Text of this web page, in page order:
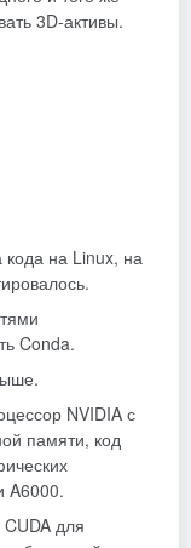
3D-активы.
кода на Linux, на
Conda.
NVIDIA с
памяти, код
A6000.
для